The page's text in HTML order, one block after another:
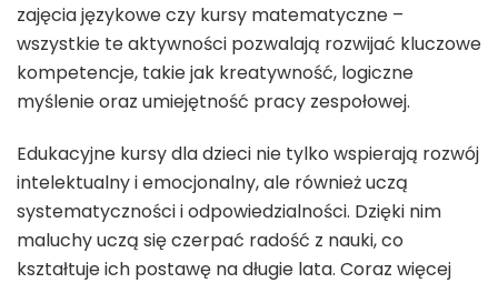
zajęcia językowe czy kursy matematyczne –
wszystkie te aktywności pozwalają rozwijać kluczowe
kompetencje, takie jak kreatywność, logiczne
myślenie oraz umiejętność pracy zespołowej.
Edukacyjne kursy dla dzieci nie tylko wspierają rozwój
intelektualny i emocjonalny, ale również uczą
systematyczności i odpowiedzialności. Dzięki nim
maluchy uczą się czerpać radość z nauki, co
kształtuje ich postawę na długie lata. Coraz więcej